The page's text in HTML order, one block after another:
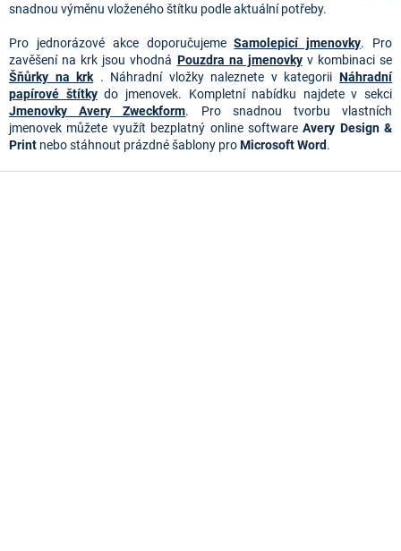
snadnou výměnu vloženého štítku podle aktuální potřeby.
Pro jednorázové akce doporučujemeSamolepicí jmenovky. Pro
zavěšení na krk jsou vhodná Pouzdra na jmenovkyv kombinaci se
Šňůrky na krk . Náhradní vložky naleznete v kategoriiNáhradní
papírové štítky do jmenovek. Kompletní nabídku najdete v sekci
Jmenovky Avery Zweckform. Pro snadnou tvorbu vlastních
jmenovek můžete využít bezplatný online softwareAvery Design &
Print nebo stáhnout prázdné šablony proMicrosoft Word.